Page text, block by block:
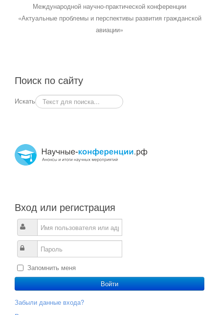
Международной научно-практической конференции
«Актуальные проблемы и перспективы развития гражданской
авиации»
Поиск по сайту
Искать
Вход или регистрация
Запомнить меня
Войти
Забыли данные входа?